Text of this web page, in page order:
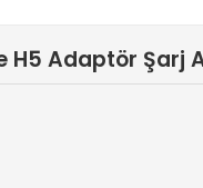
H5 Adaptör Şarj